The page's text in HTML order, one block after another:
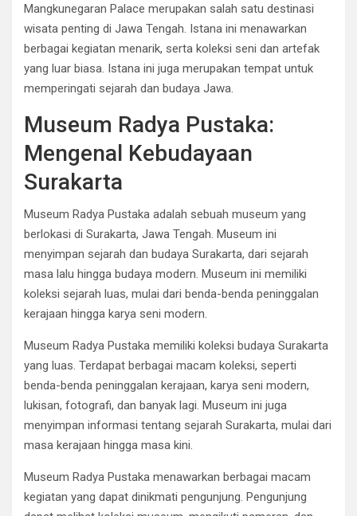
Mangkunegaran Palace merupakan salah satu destinasi
wisata penting di Jawa Tengah. Istana ini menawarkan
berbagai kegiatan menarik, serta koleksi seni dan artefak
yang luar biasa. Istana ini juga merupakan tempat untuk
memperingati sejarah dan budaya Jawa.
Museum Radya Pustaka:
Mengenal Kebudayaan
Surakarta
Museum Radya Pustaka adalah sebuah museum yang
berlokasi di Surakarta, Jawa Tengah. Museum ini
menyimpan sejarah dan budaya Surakarta, dari sejarah
masa lalu hingga budaya modern. Museum ini memiliki
koleksi sejarah luas, mulai dari benda-benda peninggalan
kerajaan hingga karya seni modern.
Museum Radya Pustaka memiliki koleksi budaya Surakarta
yang luas. Terdapat berbagai macam koleksi, seperti
benda-benda peninggalan kerajaan, karya seni modern,
lukisan, fotografi, dan banyak lagi. Museum ini juga
menyimpan informasi tentang sejarah Surakarta, mulai dari
masa kerajaan hingga masa kini.
Museum Radya Pustaka menawarkan berbagai macam
kegiatan yang dapat dinikmati pengunjung. Pengunjung